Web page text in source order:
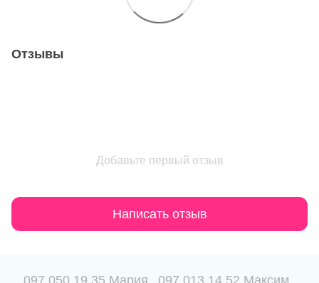
Отзывы
Добавьте первый отзыв
Написать отзыв
097 050 19 35 Мария 097 013 14 52 Максим